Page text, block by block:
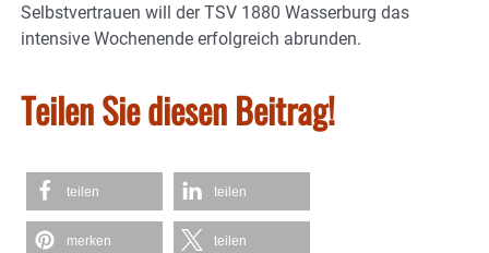
Selbstvertrauen will der TSV 1880 Wasserburg das
intensive Wochenende erfolgreich abrunden.
Teilen Sie diesen Beitrag!
teilen teilen
merken teilen